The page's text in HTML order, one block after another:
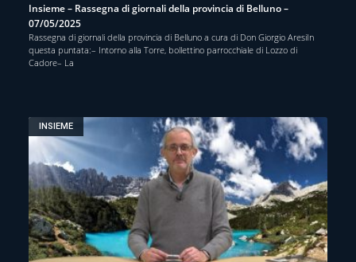
Insieme – Rassegna di giornali della provincia di Belluno –
07/05/2025
Rassegna di giornali della provincia di Belluno a cura di Don Giorgio AresiIn
questa puntata:– Intorno alla Torre, bollettino parrocchiale di Lozzo di
Cadore– La
INSIEME